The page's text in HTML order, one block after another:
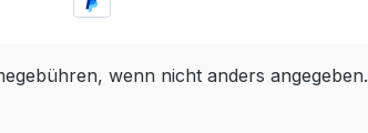
wenn nicht anders angegeben.